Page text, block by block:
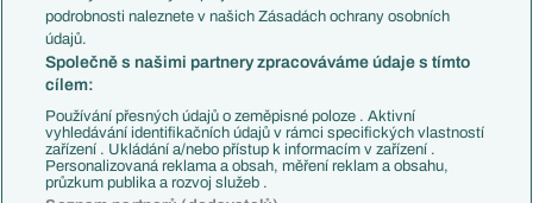
Arsenal FC
Chelsea FC
Manchester United
AC Milán
Juventus FC
Bayern Mnichov
FC Barcelona
Real Madrid
Tipovací soutěž
podrobnosti naleznete v našich Zásadách ochrany osobních
údajů.
Společně s našimi partnery zpracováváme údaje s tímto
cílem:
Používání přesných údajů o zeměpisné poloze . Aktivní
vyhledávání identifikačních údajů v rámci specifických vlastností
zařízení . Ukládání a/nebo přístup k informacím v zařízení .
Personalizovaná reklama a obsah, měření reklam a obsahu,
průzkum publika a rozvoj služeb .